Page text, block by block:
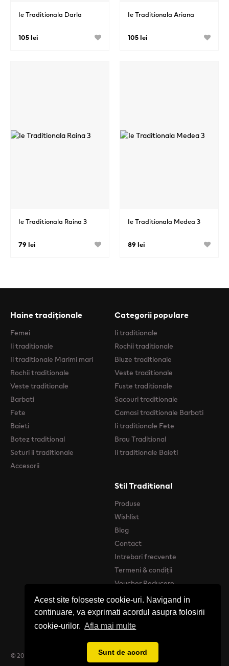
Acest site foloseste cookie-uri. Navigand in
continuare, va exprimati acordul asupra folosirii
cookie-urilor. Afla mai multe
Sunt de acord
Ie Traditionala Darla
105 lei
Ie Traditionala Ariana
105 lei
Ie Traditionala Raina 3
79 lei
Ie Traditionala Medea 3
89 lei
Haine tradiționale
Femei
Ii traditionale
Ii traditionale Marimi mari
Rochii traditionale
Veste traditionale
Barbati
Fete
Baieti
Botez traditional
Seturi ii traditionale
Accesorii
Categorii populare
Ii traditionale
Rochii traditionale
Bluze traditionale
Veste traditionale
Fuste traditionale
Sacouri traditionale
Camasi traditionale Barbati
Ii traditionale Fete
Brau Traditional
Ii traditionale Baieti
Stil Traditional
Produse
Wishlist
Blog
Contact
Intrebari frecvente
Termeni & condiții
Voucher Reducere
© 2026 Stil Tradițional - Catalog online de produse Tradiționale Românești